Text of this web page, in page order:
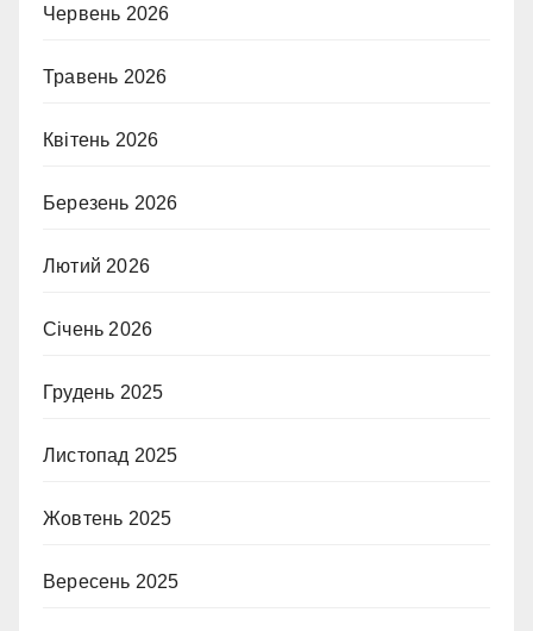
Червень 2026
Травень 2026
Квітень 2026
Березень 2026
Лютий 2026
Січень 2026
Грудень 2025
Листопад 2025
Жовтень 2025
Вересень 2025